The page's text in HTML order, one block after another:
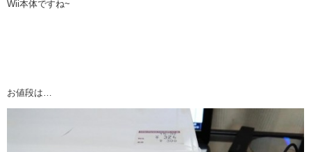
Wii本体ですね~
お値段は…